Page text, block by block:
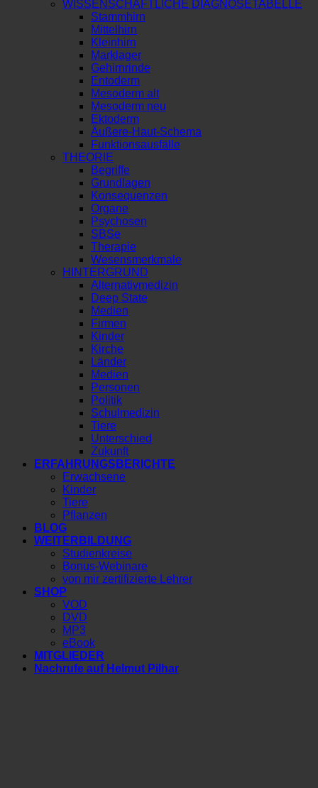
WISSENSCHAFTLICHE DIAGNOSETABELLE
Stammhirn
Mittelhirn
Kleinhirn
Marklager
Gehirnrinde
Entoderm
Mesoderm alt
Mesoderm neu
Ektoderm
Äußere-Haut-Schema
Funktionsausfälle
THEORIE
Begriffe
Grundlagen
Konsequenzen
Organe
Psychosen
SBSe
Therapie
Wesensmerkmale
HINTERGRUND
Alternativmedizin
Deep State
Medien
Firmen
Kinder
Kirche
Länder
Medien
Personen
Politik
Schulmedizin
Tiere
Unterschied
Zukunft
ERFAHRUNGSBERICHTE
Erwachsene
Kinder
Tiere
Pflanzen
BLOG
WEITERBILDUNG
Studienkreise
Bonus-Webinare
von mir zertifizierte Lehrer
SHOP
VOD
DVD
MP3
eBook
MITGLIEDER
Nachrufe auf Helmut Pilhar